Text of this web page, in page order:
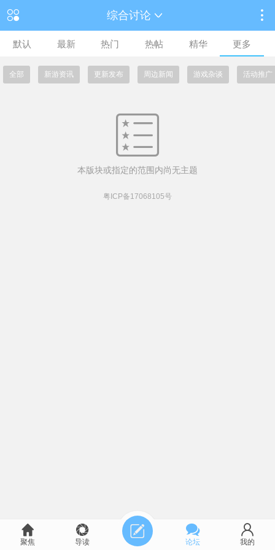
综合讨论
默认 最新 热门 热帖 精华 更多
全部 新游资讯 更新发布 周边新闻 游戏杂谈 活动推广
本版块或指定的范围内尚无主题
粤ICP备17068105号
聚焦 导读 论坛 我的